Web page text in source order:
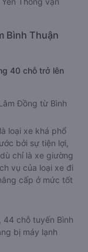
Bình Thuận
40 chỗ trở lên
Đồng từ Bình
loại xe khá phổ
bởi sự tiện lợi,
chỉ là xe giường
vụ của loại xe đi
cấp ở mức tốt
chỗ tuyến Bình
bị máy lạnh